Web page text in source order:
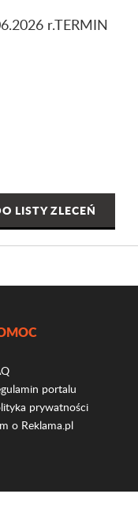
r.TERMIN
LISTY ZLECEŃ
portalu
prywatności
o Reklama.pl